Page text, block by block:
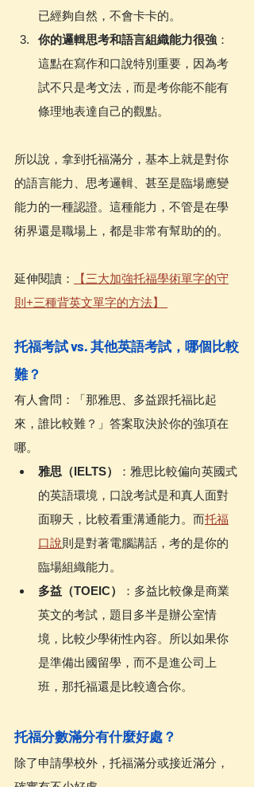
已經夠自然，不會卡卡的。
你的邏輯思考和語言組織能力很強 ：
這點在寫作和口說特別重要，因為考
試不只是考文法，而是考你能不能有
條理地表達自己的觀點。
所以說，拿到托福滿分，基本上就是對你
的語言能力、思考邏輯、甚至是臨場應變
能力的一種認證。這種能力，不管是在學
術界還是職場上，都是非常有幫助的的。
延伸閱讀：
【三大加強托福學術單字的守
則+三種背英文單字的方法】
托福考試 vs. 其他英語考試，哪個比較
難？
有人會問：「那雅思、多益跟托福比起
來，誰比較難？」答案取決於你的強項在
哪。
雅思（IELTS）
：雅思比較偏向英國式
的英語環境，口說考試是和真人面對
面聊天，比較看重溝通能力。而托福
口說則是對著電腦講話，考的是你的
臨場組織能力。
多益（TOEIC）
：多益比較像是商業
英文的考試，題目多半是辦公室情
境，比較少學術性內容。所以如果你
是準備出國留學，而不是進公司上
班，那托福還是比較適合你。
托福分數滿分有什麼好處？
除了申請學校外，托福滿分或接近滿分，